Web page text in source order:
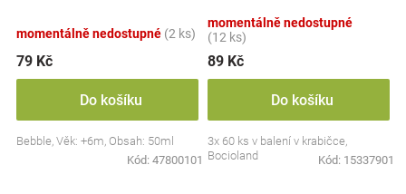
momentálně nedostupné (2 ks)
79 Kč
Do košíku
Bebble, Věk: +6m, Obsah: 50ml
Kód: 47800101
momentálně nedostupné
(12 ks)
89 Kč
Do košíku
3x 60 ks v balení v krabičce,
Bocioland
Kód: 15337901